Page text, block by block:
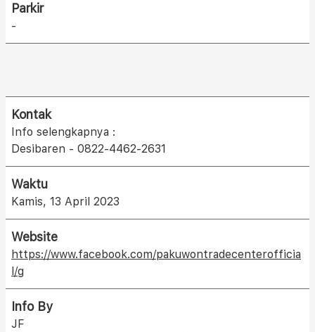
Parkir
-
Kontak
Info selengkapnya :
Desibaren - 0822-4462-2631
Waktu
Kamis, 13 April 2023
Website
https://www.facebook.com/pakuwontradecenterofficia
l/g
Info By
JF